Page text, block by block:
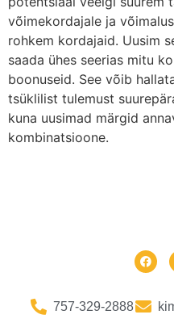
võimekordajale ja
rohkem kordajaid. Uusim
saada ühes seerias mitu
boonuseid. See võib
tsüklilist tulemust
kuna uusimad märgid
kombinatsioone.
757-329-2888